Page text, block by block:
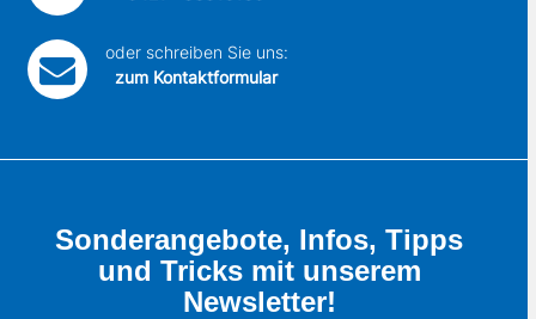
oder schreiben Sie uns:
zum Kontaktformular
Sonderangebote, Infos, Tipps
und Tricks mit unserem
Newsletter!